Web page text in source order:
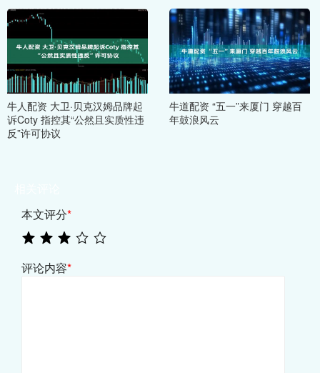
牛人配资 大卫·贝克汉姆品牌起
诉Coty 指控其“公然且实质性违
反”许可协议
牛道配资 “五一”来厦门 穿越百
年鼓浪风云
本文评分*
评论内容*